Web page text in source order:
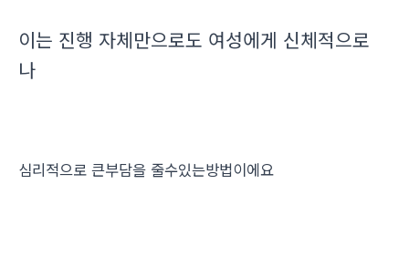
이는 진행 자체만으로도 여성에게 신체적으로
나
심리적으로 큰부담을 줄수있는방법이에요